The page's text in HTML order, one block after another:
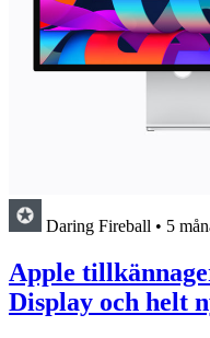
Daring Fireball • 5
Apple
Display och helt